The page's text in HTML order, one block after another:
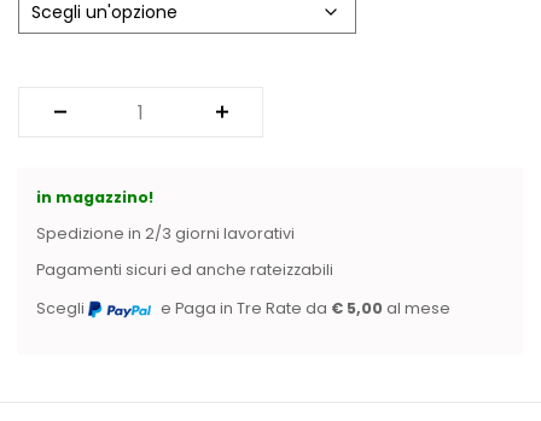
in magazzino!
Spedizione in 2/3 giorni lavorativi
Pagamenti sicuri ed anche rateizzabili
Scegli
e Paga in Tre Rate da € 5,00 al mese